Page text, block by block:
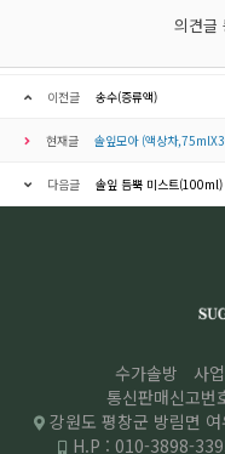
의견글
이전글 송수(증류액)
현재글 솔잎모아 (액상차
다음글 솔잎 듬뿍 미스트(100ml)
수가솔방
사
통신판매신고
강원도 평창군 방림면
H.P : 010-3898-